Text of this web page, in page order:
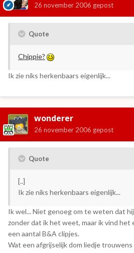
26 november 2006 gepost
Quote
Chippie?
Ik zie niks herkenbaars eigenlijk...
wonderer
26 november 2006 gepost
Quote
[..]
Ik zie niks herkenbaars eigenlijk...
Ik wel... Niet genoeg om te weten dat
zonder dat ik het weet, maar ik vind het
een aantal B&A clipjes.
Wat een afgrijselijk dom liedje trouwens